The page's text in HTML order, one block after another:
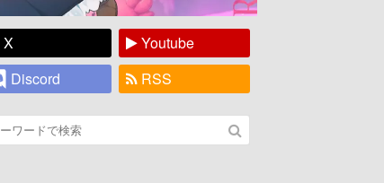
X
Youtube
Discord
RSS